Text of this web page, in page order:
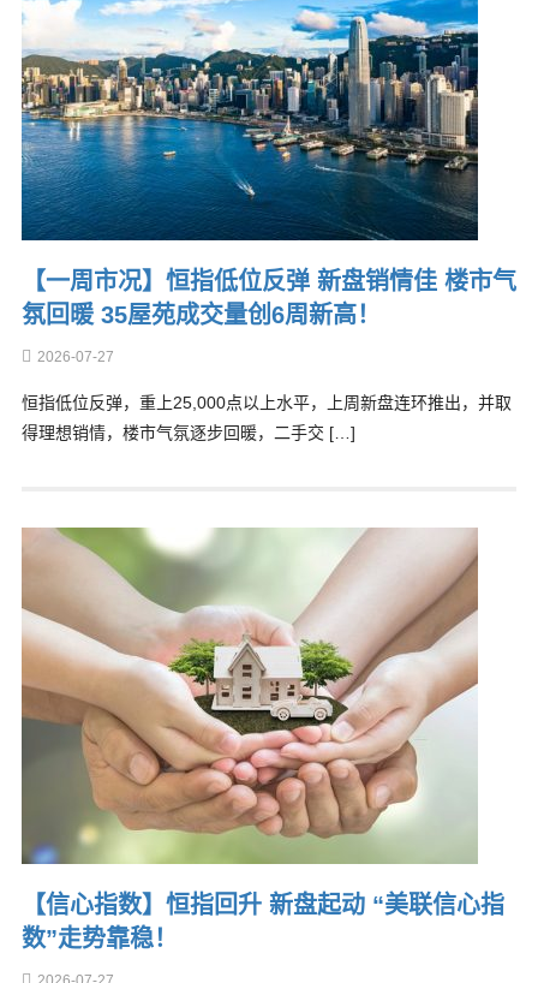
【一周市况】恒指低位反弹 新盘销情佳 楼市气
氛回暖 35屋苑成交量创6周新高！
2026-07-27
恒指低位反弹，重上25,000点以上水平，上周新盘连环推出，并取
得理想销情，楼市气氛逐步回暖，二手交 […]
【信心指数】恒指回升 新盘起动 “美联信心指
数”走势靠稳！